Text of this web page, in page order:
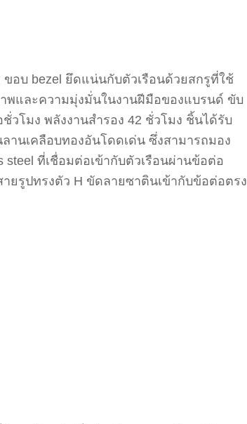
ขอบ bezel ยึดแน่นกับตัวเรือนด้วยสกรูที่ใช้
พและความมุ่งมั่นในงานฝีมือของแบรนด์ ขับ
วโมง พลังงานสำรอง 42 ชั่วโมง ชิ้นได้รับ
านเคลือบทองอันโดดเด่น ซึ่งสามารถมอง
ที่เชื่อมต่อเข้ากับตัวเรือนผ่านข้อต่อ
ยรูปทรงตัว H ขัดลายซาตินเข้ากับข้อต่อตรง